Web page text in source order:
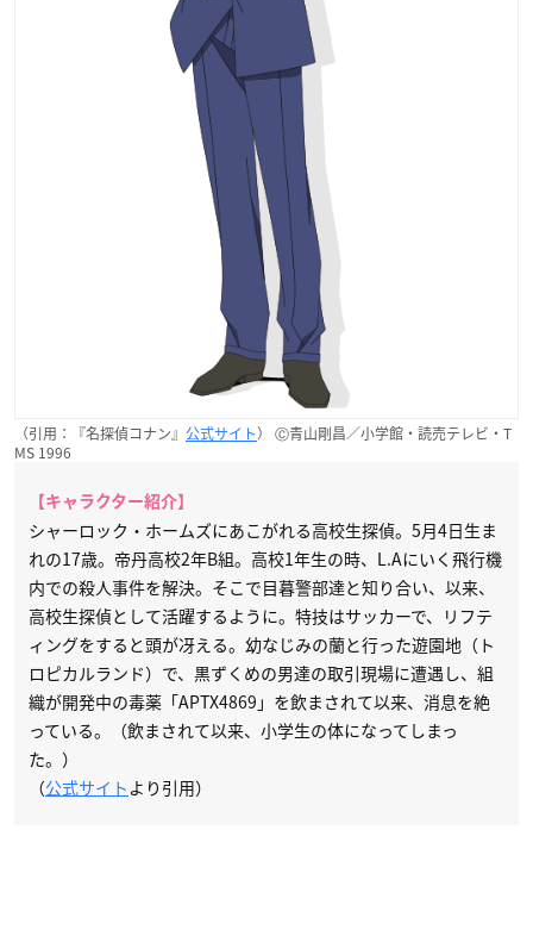
（引用：『名探偵コナン』 公式サイト） Ⓒ青山剛昌／小学館・読売テレビ・T
MS 1996
【キャラクター紹介】
シャーロック・ホームズにあこがれる高校生探偵。5月4日生ま
れの17歳。帝丹高校2年B組。高校1年生の時、L.Aにいく飛行機
内での殺人事件を解決。そこで目暮警部達と知り合い、以来、
高校生探偵として活躍するように。特技はサッカーで、リフテ
ィングをすると頭が冴える。幼なじみの蘭と行った遊園地（ト
ロピカルランド）で、黒ずくめの男達の取引現場に遭遇し、組
織が開発中の毒薬「APTX4869」を飲まされて以来、消息を絶
っている。（飲まされて以来、小学生の体になってしまっ
た。）
（公式サイト より引用）